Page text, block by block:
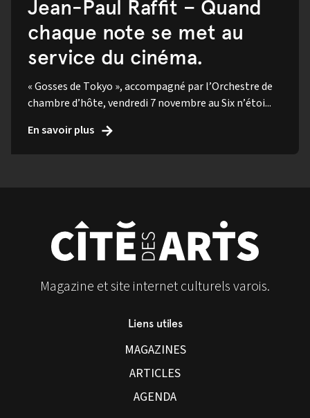
Jean-Paul Raffit – Quand
chaque note se met au
service du cinéma.
« Gosses de Tokyo », accompagné par l’Orchestre de
chambre d’hôte, vendredi 7 novembre au Six n’étoi...
En savoir plus
Magazine et site internet culturels varois.
Liens utiles
MAGAZINES
ARTICLES
AGENDA